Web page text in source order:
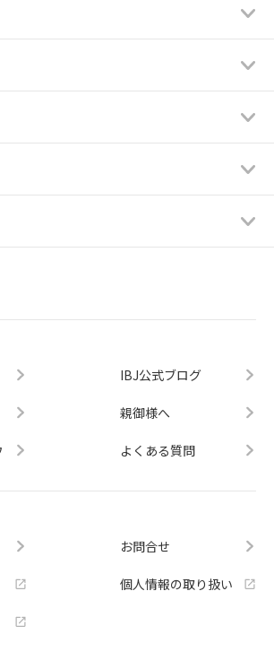
IBJ公式ブログ
親御様へ
よくある質問
お問合せ
個人情報の取り扱い